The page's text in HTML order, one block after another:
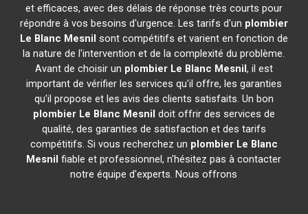
et efficaces, avec des délais de réponse très courts pour
répondre à vos besoins d'urgence. Les tarifs d'un plombier
Le Blanc Mesnil sont compétitifs et varient en fonction de
la nature de l'intervention et de la complexité du problème.
Avant de choisir un plombier Le Blanc Mesnil, il est
important de vérifier les services qu'il offre, les garanties
qu'il propose et les avis des clients satisfaits. Un bon
plombier Le Blanc Mesnil doit offrir des services de
qualité, des garanties de satisfaction et des tarifs
compétitifs. Si vous recherchez un plombier Le Blanc
Mesnil fiable et professionnel, n'hésitez pas à contacter
notre équipe d'experts. Nous offrons